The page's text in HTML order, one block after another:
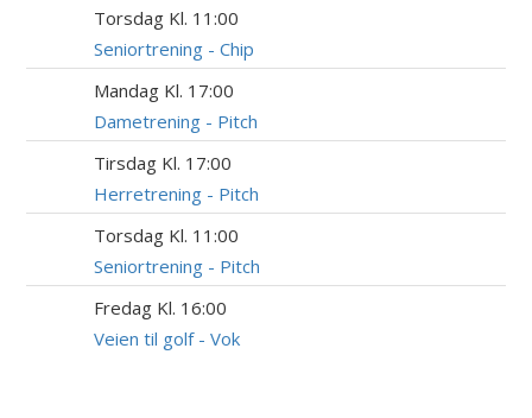
Torsdag Kl. 11:00
Seniortrening - Chip
Mandag Kl. 17:00
Dametrening - Pitch
Tirsdag Kl. 17:00
Herretrening - Pitch
Torsdag Kl. 11:00
Seniortrening - Pitch
Fredag Kl. 16:00
Veien til golf - Vok